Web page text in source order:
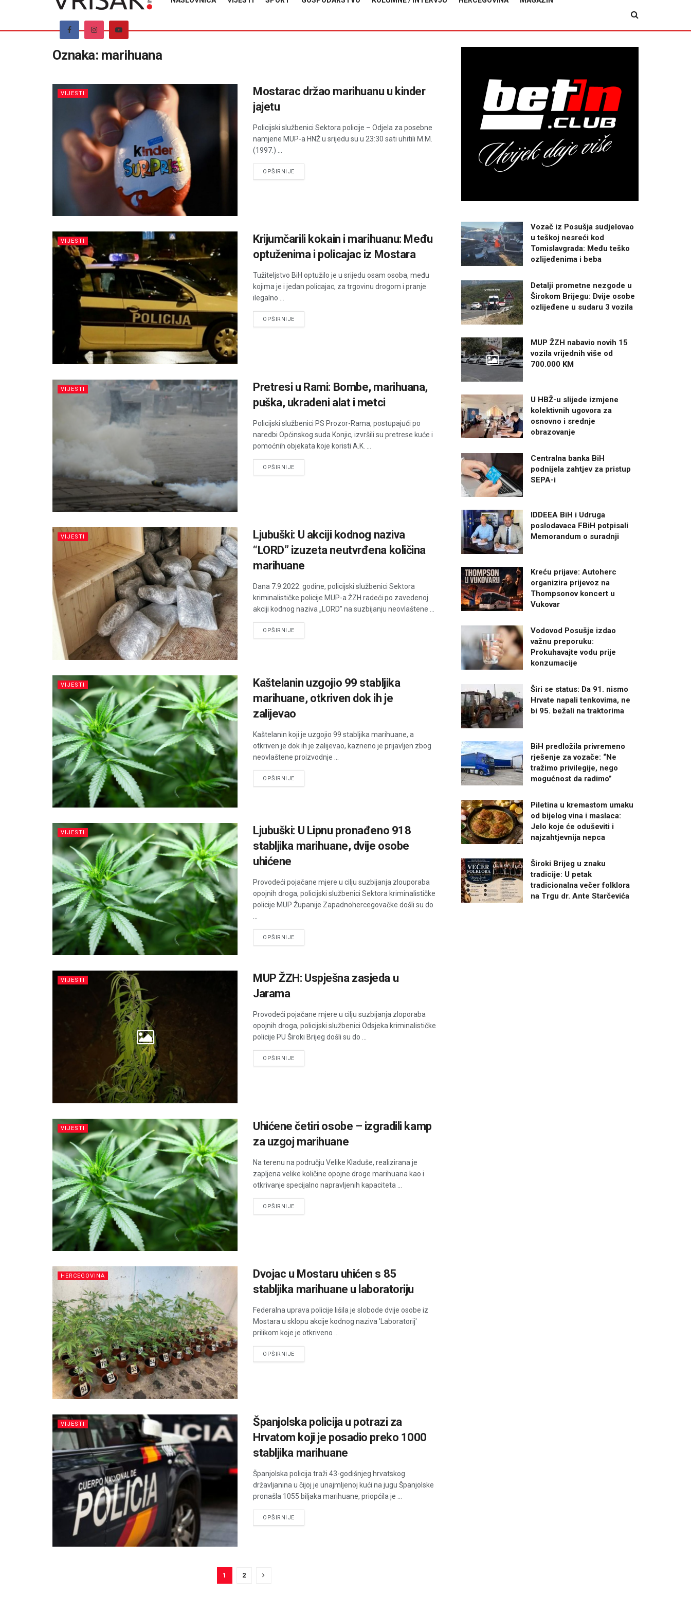
Oznaka: marihuana
VIJESTI
Mostarac držao marihuanu u kinder
jajetu
Policijski službenici Sektora policije – Odjela za posebne
namjene MUP-a HNŽ u srijedu su u 23:30 sati uhitili M.M.
(1997.) ...
OPŠIRNIJEDETAILS
VIJESTI
Krijumčarili kokain i marihuanu: Među
optuženima i policajac iz Mostara
Tužiteljstvo BiH optužilo je u srijedu osam osoba, među
kojima je i jedan policajac, za trgovinu drogom i pranje
ilegalno ...
OPŠIRNIJEDETAILS
VIJESTI
Pretresi u Rami: Bombe, marihuana,
puška, ukradeni alat i metci
Policijski službenici PS Prozor-Rama, postupajući po
naredbi Općinskog suda Konjic, izvršili su pretrese kuće i
pomoćnih objekata koje koristi A.K. ...
OPŠIRNIJEDETAILS
VIJESTI
Ljubuški: U akciji kodnog naziva
“LORD” izuzeta neutvrđena količina
marihuane
Dana 7.9.2022. godine, policijski službenici Sektora
kriminalističke policije MUP-a ŽZH radeći po zavedenoj
akciji kodnog naziva „LORD” na suzbijanju neovlaštene ...
OPŠIRNIJEDETAILS
VIJESTI
Kaštelanin uzgojio 99 stabljika
marihuane, otkriven dok ih je
zalijevao
Kaštelanin koji je uzgojio 99 stabljika marihuane, a
otkriven je dok ih je zalijevao, kazneno je prijavljen zbog
neovlaštene proizvodnje ...
OPŠIRNIJEDETAILS
VIJESTI
Ljubuški: U Lipnu pronađeno 918
stabljika marihuane, dvije osobe
uhićene
Provodeći pojačane mjere u cilju suzbijanja zlouporaba
opojnih droga, policijski službenici Sektora kriminalističke
policije MUP Županije Zapadnohercegovačke došli su do
OPŠIRNIJEDETAILS
VIJESTI
MUP ŽZH: Uspješna zasjeda u
Jarama
Provodeći pojačane mjere u cilju suzbijanja zloporaba
opojnih droga, policijski službenici Odsjeka kriminalističke
policije PU Široki Brijeg došli su do ...
OPŠIRNIJEDETAILS
VIJESTI
Uhićene četiri osobe – izgradili kamp
za uzgoj marihuane
Na terenu na području Velike Kladuše, realizirana je
zapljena velike količine opojne droge marihuana kao i
otkrivanje specijalno napravljenih kapaciteta ...
OPŠIRNIJEDETAILS
HERCEGOVINA
Dvojac u Mostaru uhićen s 85
stabljika marihuane u laboratoriju
Federalna uprava policije lišila je slobode dvije osobe iz
Mostara u sklopu akcije kodnog naziva 'Laboratorij'
prilikom koje je otkriveno ...
OPŠIRNIJEDETAILS
VIJESTI
Španjolska policija u potrazi za
Hrvatom koji je posadio preko 1000
stabljika marihuane
Španjolska policija traži 43-godišnjeg hrvatskog
državljanina u čijoj je unajmljenoj kući na jugu Španjolske
pronašla 1055 biljaka marihuane, priopćila je ...
OPŠIRNIJEDETAILS
1 2
Vozač iz Posušja sudjelovao
u teškoj nesreći kod
Tomislavgrada: Među teško
ozlijeđenima i beba
Detalji prometne nezgode u
Širokom Brijegu: Dvije osobe
ozlijeđene u sudaru 3 vozila
MUP ŽZH nabavio novih 15
vozila vrijednih više od
700.000 KM
U HBŽ-u slijede izmjene
kolektivnih ugovora za
osnovno i srednje
obrazovanje
Centralna banka BiH
podnijela zahtjev za pristup
SEPA-i
IDDEEA BiH i Udruga
poslodavaca FBiH potpisali
Memorandum o suradnji
Kreću prijave: Autoherc
organizira prijevoz na
Thompsonov koncert u
Vukovar
Vodovod Posušje izdao
važnu preporuku:
Prokuhavajte vodu prije
konzumacije
Širi se status: Da 91. nismo
Hrvate napali tenkovima, ne
bi 95. bežali na traktorima
BiH predložila privremeno
rješenje za vozače: “Ne
tražimo privilegije, nego
mogućnost da radimo”
Piletina u kremastom umaku
od bijelog vina i maslaca:
Jelo koje će oduševiti i
najzahtjevnija nepca
Široki Brijeg u znaku
tradicije: U petak
tradicionalna večer folklora
na Trgu dr. Ante Starčevića